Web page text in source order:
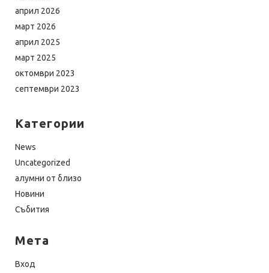
април 2026
март 2026
април 2025
март 2025
октомври 2023
септември 2023
Категории
News
Uncategorized
алумни от близо
Новини
Събития
Мета
Вход